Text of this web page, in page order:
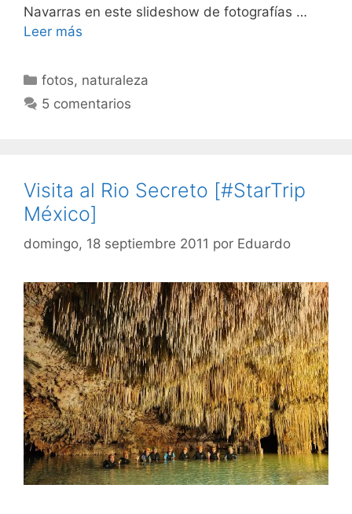
Navarras en este slideshow de fotografías …
Leer más
Categorías
fotos, naturaleza
5 comentarios
Visita al Rio Secreto [#StarTrip
México]
domingo, 18 septiembre 2011 por Eduardo